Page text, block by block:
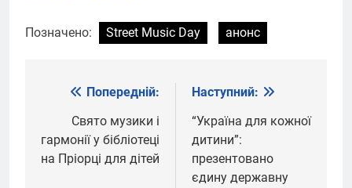
Позначено: Street Music Day анонс
Навігація
записів
Попередній:
Свято музики і
гармонії у бібліотеці
на Пріорці для дітей
Наступний:
“Україна для кожної
дитини”:
презентовано
єдину державну